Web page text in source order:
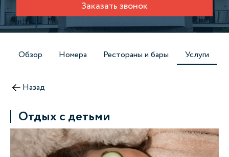
Заказать звонок
Обзор Номера Рестораны и бары Услуги
Назад
Отдых с детьми